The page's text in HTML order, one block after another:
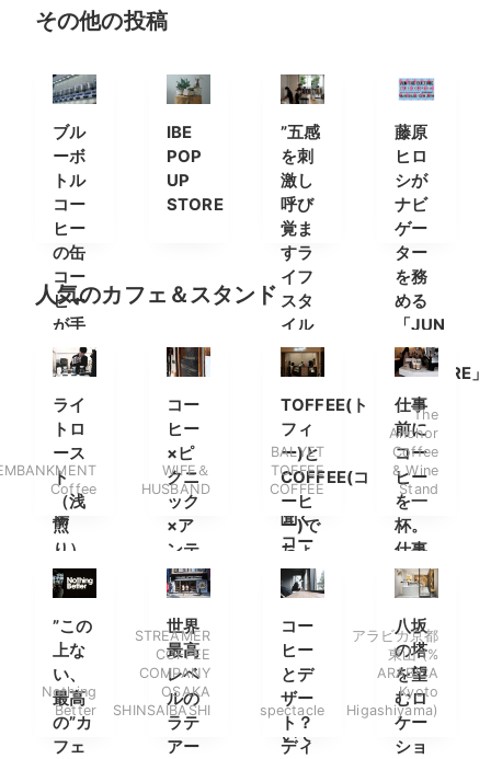
その他の投稿
ブル
ーボ
トル
コー
ヒー
の缶
コー
ヒー
が手
軽に
購入
でき
る自
動販
売機
が登
場
IBE
POP
UP
STORE
”五感
を刺
激し
呼び
覚ま
すラ
イフ
スタ
イル
セレ
クト
ショ
ップ”
FINNA
の店
長に
聞く
コー
ヒー
の楽
方と
ショ
ップ
につ
いて
藤原
ヒロ
シが
ナビ
ゲー
ター
を務
める
「JUN
THE
CULTURE」
の特
別番
組が
放送
決定
人気のカフェ＆スタンド
ライ
トロ
ース
ト
（浅
煎
り）
のコ
ーヒ
ー専
門店
Coffee
コー
ヒー
×ピ
クニ
ック
×ア
ンテ
ィー
ク
WIFE＆
HUSBAND
TOFFEE(ト
フィ
ー)と
COFFEE(コ
ーヒ
ー)で
ちょ
っと
良い
時間
BALYET
TOFFEE
COFFEE
仕事
前に
コー
ヒー
を一
杯。
仕事
帰り
には
ワイ
ンを
一
杯。
The
Anchor
Coffee
& Wine
Stand
”この
上な
い、
最高
の”カ
フェ
Nothing
Better
世界
最高
レベ
ルの
ラテ
アー
STREAMER
COFFEE
COMPANY
OSAKA
SHINSAIBASHI
コー
ヒー
とデ
ザー
ト？
ディ
spectacle
八坂
の塔
を望
むロ
ケー
ショ
アラビカ京都
東山 (%
ARABICA
Kyoto
Higashiyama)